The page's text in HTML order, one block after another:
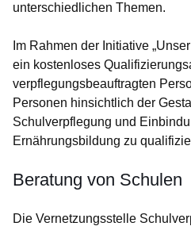
unterschiedlichen Themen.
Im Rahmen der Initiative
ein kostenloses
verpflegungsbeauftragten
Personen hinsichtlich der
Schulverpflegung und
Ernährungsbildung zu
Beratung von Schulen
Die Vernetzungsstelle